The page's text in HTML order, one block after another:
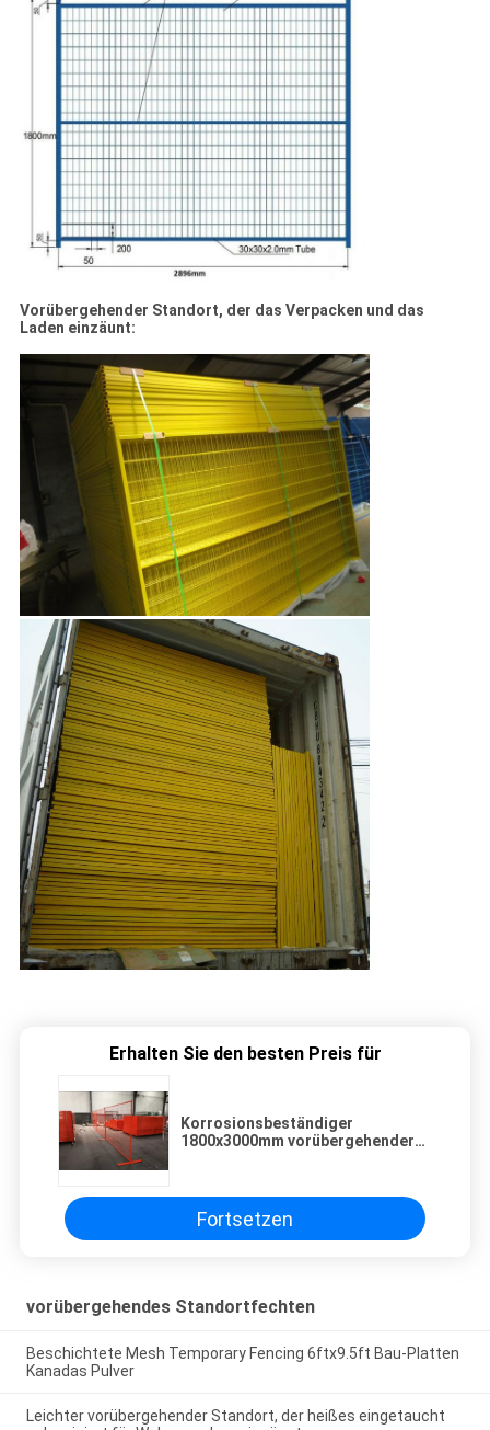
Vorübergehender Standort, der das Verpacken und das
Laden einzäunt:
Erhalten Sie den besten Preis für
Korrosionsbeständiger
1800x3000mm vorübergehender
Fortsetzen
vorübergehendes Standortfechten
Beschichtete Mesh Temporary Fencing 6ftx9.5ft Bau-Platten
Kanadas Pulver
Leichter vorübergehender Standort, der heißes eingetaucht